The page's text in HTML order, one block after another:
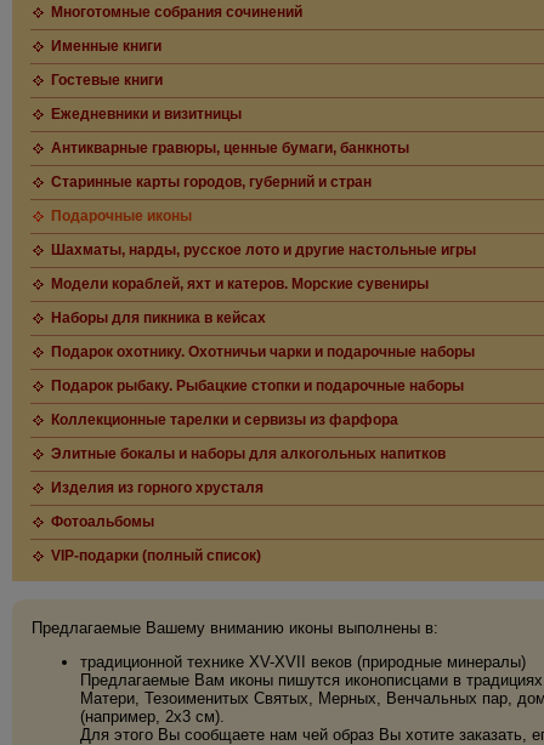
Многотомные собрания сочинений
Именные книги
Гостевые книги
Ежедневники и визитницы
Антикварные гравюры, ценные бумаги, банкноты
Старинные карты городов, губерний и стран
Подарочные иконы
Шахматы, нарды, русское лото и другие настольные игры
Модели кораблей, яхт и катеров. Морские сувениры
Наборы для пикника в кейсах
Подарок охотнику. Охотничьи чарки и подарочные наборы
Подарок рыбаку. Рыбацкие стопки и подарочные наборы
Коллекционные тарелки и сервизы из фарфора
Элитные бокалы и наборы для алкогольных напитков
Изделия из горного хрусталя
Фотоальбомы
VIP-подарки (полный список)
Предлагаемые Вашему вниманию иконы выполнены в:
традиционной технике XV-XVII веков (природные минералы)
Предлагаемые Вам иконы пишутся иконописцами в
Матери, Тезоименитых Святых, Мерных, Венчальных пар,
(например, 2х3 см).
Для этого Вы сообщаете нам чей образ Вы хотите заказать,